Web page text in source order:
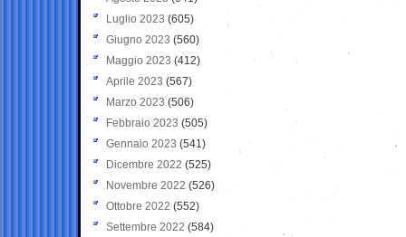
Luglio 2023 (605)
Giugno 2023 (560)
Maggio 2023 (412)
Aprile 2023 (567)
Marzo 2023 (506)
Febbraio 2023 (505)
Gennaio 2023 (541)
Dicembre 2022 (525)
Novembre 2022 (526)
Ottobre 2022 (552)
Settembre 2022 (584)